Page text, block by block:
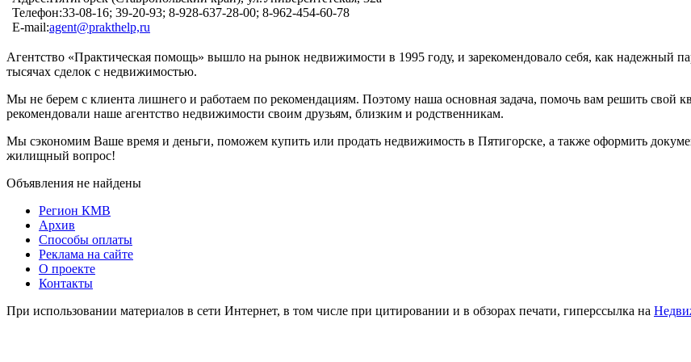
Телефон:33-08-16; 39-20-93; 8-928-637-28-00; 8-962-454-60-78
E-mail:agent@prakthelp,ru
Агентство «Практическая помощь» вышло на рынок недвижимости в 1995 году, и зарекомендовало себя, как надежный
тысячах сделок с недвижимостью.
Мы не берем с клиента лишнего и работаем по рекомендациям. Поэтому наша основная задача, помочь вам решить свой
рекомендовали наше агентство недвижимости своим друзьям, близким и родственникам.
Мы сэкономим Ваше время и деньги, поможем купить или продать недвижимость в Пятигорске, а также оформить
жилищный вопрос!
Объявления не найдены
Регион КМВ
Архив
Способы оплаты
Реклама на сайте
О проекте
Контакты
При использовании материалов в сети Интернет, в том числе при цитировании и в обзорах печати, гиперссылка на